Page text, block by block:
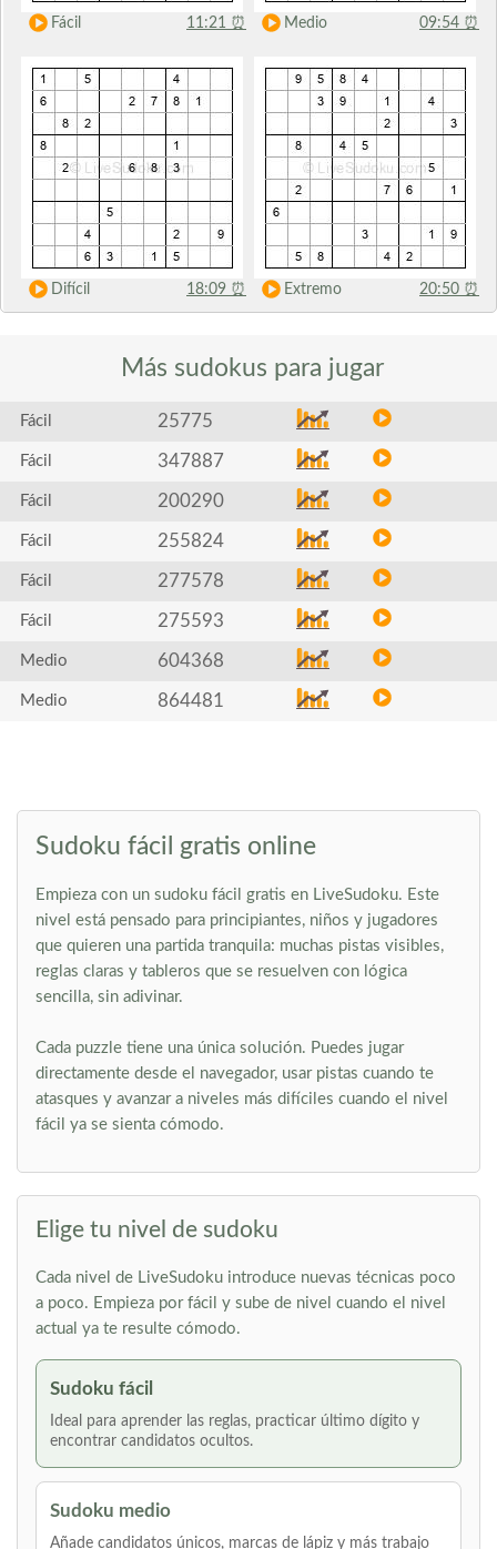
Fácil 11:21 ⏰ Medio 09:54 ⏰
Difícil 18:09 ⏰ Extremo 20:50 ⏰
Más sudokus para jugar
Fácil 25775
Fácil 347887
Fácil 200290
Fácil 255824
Fácil 277578
Fácil 275593
Medio 604368
Medio 864481
Sudoku fácil gratis online
Empieza con un sudoku fácil gratis en LiveSudoku. Este
nivel está pensado para principiantes, niños y jugadores
que quieren una partida tranquila: muchas pistas visibles,
reglas claras y tableros que se resuelven con lógica
sencilla, sin adivinar.
Cada puzzle tiene una única solución. Puedes jugar
directamente desde el navegador, usar pistas cuando te
atasques y avanzar a niveles más difíciles cuando el nivel
fácil ya se sienta cómodo.
Elige tu nivel de sudoku
Cada nivel de LiveSudoku introduce nuevas técnicas poco
a poco. Empieza por fácil y sube de nivel cuando el nivel
actual ya te resulte cómodo.
Sudoku fácil
Ideal para aprender las reglas, practicar último dígito y
encontrar candidatos ocultos.
Sudoku medio
Añade candidatos únicos, marcas de lápiz y más trabajo